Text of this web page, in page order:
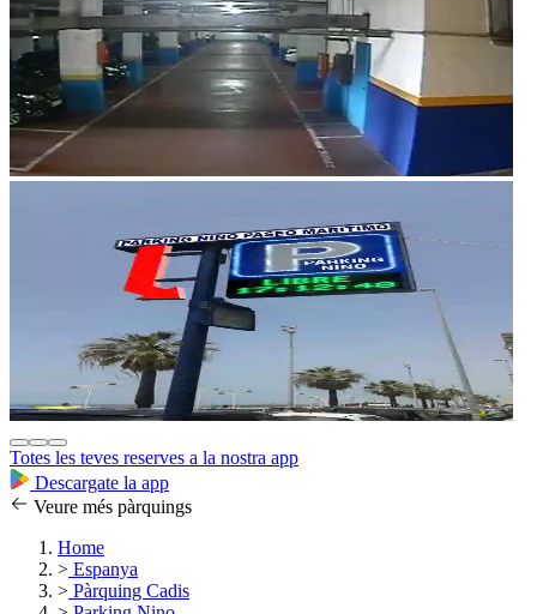
Totes les teves reserves a la nostra app
Descargate la app
Veure més pàrquings
Home
> Espanya
> Pàrquing Cadis